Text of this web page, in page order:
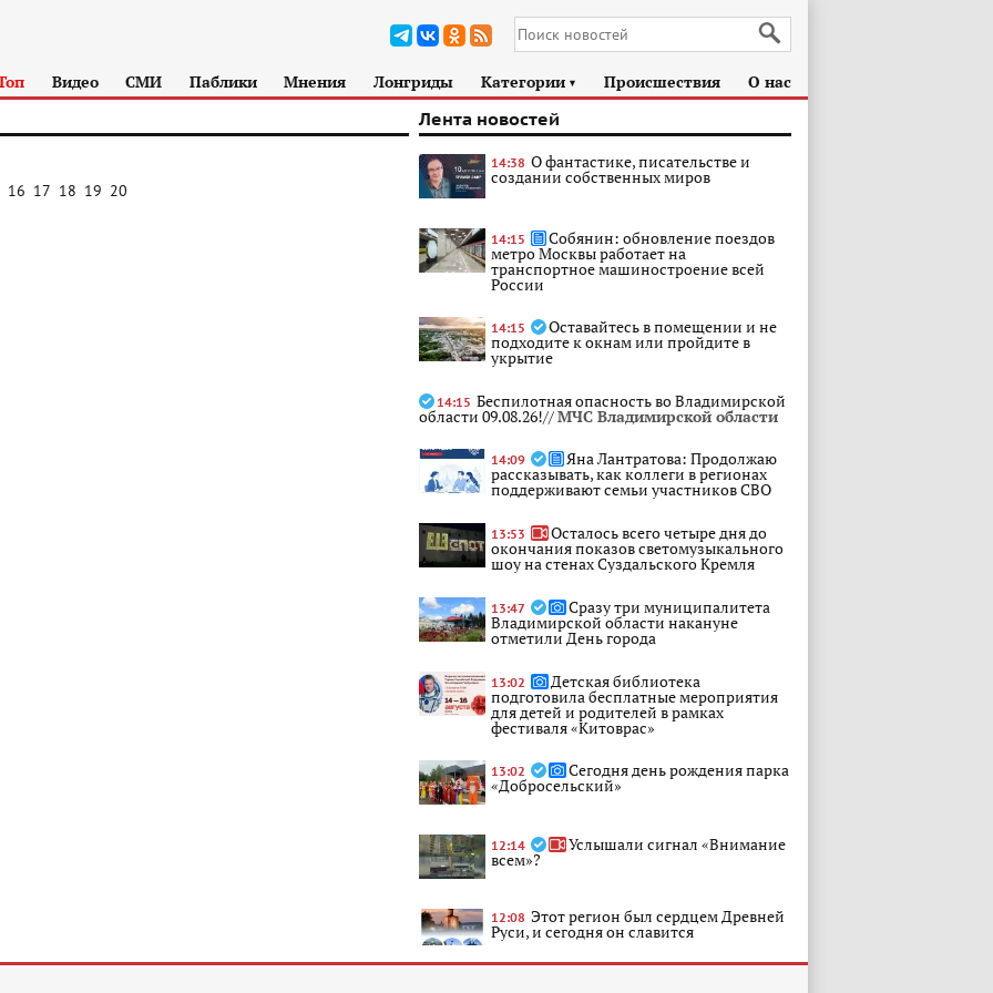
Видео СМИ Паблики Мнения Лонгриды Категории ► Происшествия О нас
16 17 18 19 20
Лента новостей
14:38 О фантастике, писательстве и
создании собственных миров
14:15 Собянин: обновление поездов
метро Москвы работает на
транспортное машиностроение всей
России
14:15 Оставайтесь в помещении и не
подходите к окнам или пройдите в
укрытие
14:15 Беспилотная опасность во Владимирской
области 09.08.26!//МЧС Владимирской области
14:09 Яна Лантратова: Продолжаю
рассказывать, как коллеги в регионах
поддерживают семьи участников СВО
13:53 Осталось всего четыре дня до
окончания показов светомузыкального
шоу на стенах Суздальского Кремля
13:47 Сразу три муниципалитета
Владимирской области накануне
отметили День города
13:02 Детская библиотека
подготовила бесплатные мероприятия
для детей и родителей в рамках
фестиваля «Китоврас»
13:02 Сегодня день рождения парка
«Добросельский»
12:14 Услышали сигнал «Внимание
всем»?
12:08 Этот регион был сердцем Древней
Руси, и сегодня он славится
уникальными памятниками
средневековой архитектуры